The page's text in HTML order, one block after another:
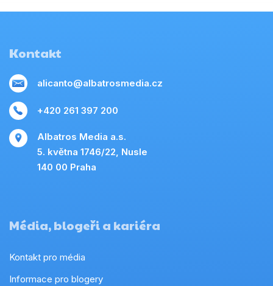
Kontakt
alicanto@albatrosmedia.cz
+420 261 397 200
Albatros Media a.s.
5. května 1746/22, Nusle
140 00 Praha
Média, blogeři a kariéra
Kontakt pro média
Informace pro blogery